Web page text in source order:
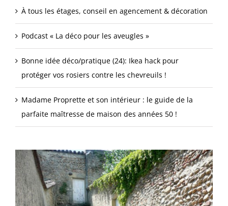
À tous les étages, conseil en agencement & décoration
Podcast « La déco pour les aveugles »
Bonne idée déco/pratique (24): Ikea hack pour
protéger vos rosiers contre les chevreuils !
Madame Proprette et son intérieur : le guide de la
parfaite maîtresse de maison des années 50 !